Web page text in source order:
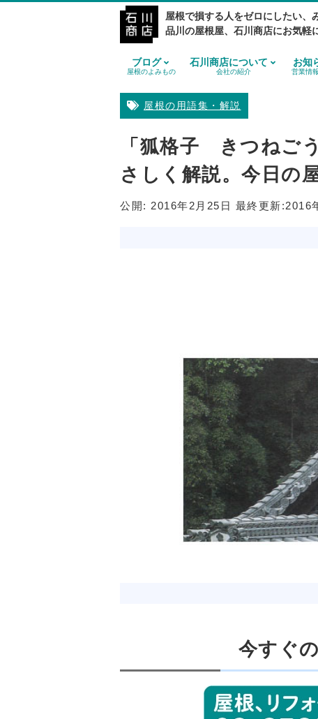
屋根で損する人をゼロにしたい、
品川の屋根屋、石川商店にお気軽
ブログ
屋根のよみもの
石川商店について
会社の紹介
お知
営業情
屋根の用語集・解説
「狐格子 きつねご
さしく解説。今日の
公開: 2016年2月25日 最終更新:2016
今すぐ